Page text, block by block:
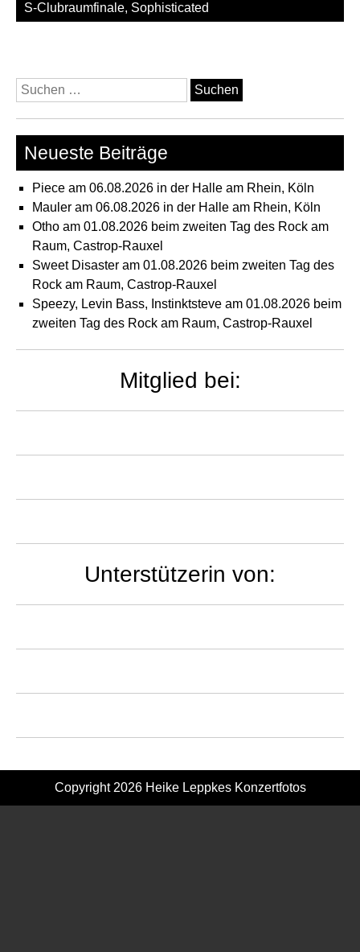
S-Clubraumfinale, Sophisticated
Suchen
nach:
Neueste Beiträge
Piece am 06.08.2026 in der Halle am Rhein, Köln
Mauler am 06.08.2026 in der Halle am Rhein, Köln
Otho am 01.08.2026 beim zweiten Tag des Rock am
Raum, Castrop-Rauxel
Sweet Disaster am 01.08.2026 beim zweiten Tag des
Rock am Raum, Castrop-Rauxel
Speezy, Levin Bass, Instinktsteve am 01.08.2026 beim
zweiten Tag des Rock am Raum, Castrop-Rauxel
Mitglied bei:
Unterstützerin von:
Copyright 2026 Heike Leppkes Konzertfotos